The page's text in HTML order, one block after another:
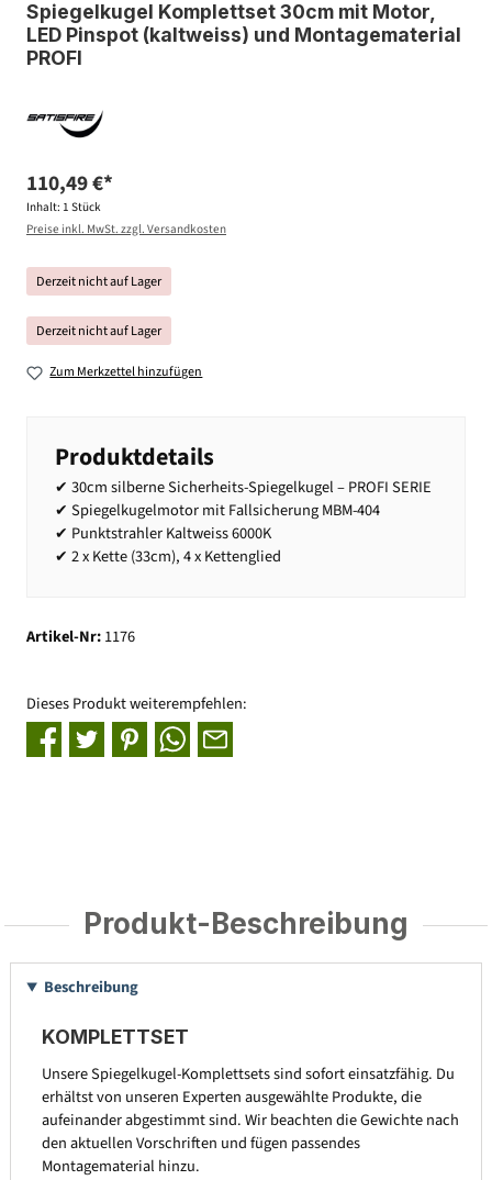
Spiegelkugel Komplettset 30cm mit Motor,
LED Pinspot (kaltweiss) und Montagematerial
PROFI
110,49 €*
Inhalt: 1 Stück
Preise inkl. MwSt. zzgl. Versandkosten
Derzeit nicht auf Lager
Derzeit nicht auf Lager
Zum Merkzettel hinzufügen
Produktdetails
✔ 30cm silberne Sicherheits-Spiegelkugel – PROFI SERIE
✔ Spiegelkugelmotor mit Fallsicherung MBM-404
✔ Punktstrahler Kaltweiss 6000K
✔ 2 x Kette (33cm), 4 x Kettenglied
Artikel-Nr:1176
Dieses Produkt weiterempfehlen:
Produkt-Beschreibung
Beschreibung
KOMPLETTSET
Unsere Spiegelkugel-Komplettsets sind sofort einsatzfähig. Du
erhältst von unseren Experten ausgewählte Produkte, die
aufeinander abgestimmt sind. Wir beachten die Gewichte nach
den aktuellen Vorschriften und fügen passendes
Montagematerial hinzu.